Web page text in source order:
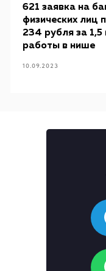
621 заявка на
физических лиц
234 рубля за 1,5
работы в нише
10.09.2023